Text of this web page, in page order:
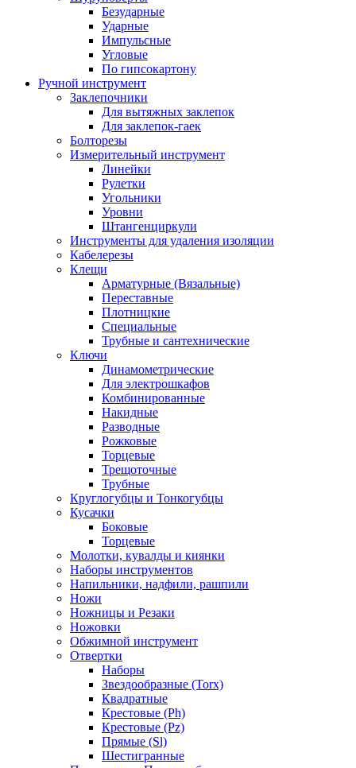
Безударные
Ударные
Импульсные
Угловые
По гипсокартону
Ручной инструмент
Заклепочники
Для вытяжных заклепок
Для заклепок-гаек
Болторезы
Измерительный инструмент
Линейки
Рулетки
Угольники
Уровни
Штангенциркули
Инструменты для удаления изоляции
Кабелерезы
Клещи
Арматурные (Вязальные)
Переставные
Плотницкие
Специальные
Трубные и сантехнические
Ключи
Динамометрические
Для электрошкафов
Комбинированные
Накидные
Разводные
Рожковые
Торцевые
Трещоточные
Трубные
Круглогубцы и Тонкогубцы
Кусачки
Боковые
Торцевые
Молотки, кувалды и киянки
Наборы инструментов
Напильники, надфили, рашпили
Ножи
Ножницы и Резаки
Ножовки
Обжимной инструмент
Отвертки
Наборы
Звездообразные (Torx)
Квадратные
Крестовые (Ph)
Крестовые (Pz)
Прямые (Sl)
Шестигранные